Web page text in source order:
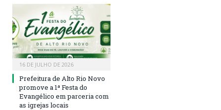
16 DE JULHO DE 2026
Prefeitura de Alto Rio Novo
promove a 1ª Festa do
Evangélico em parceria com
as igrejas locais